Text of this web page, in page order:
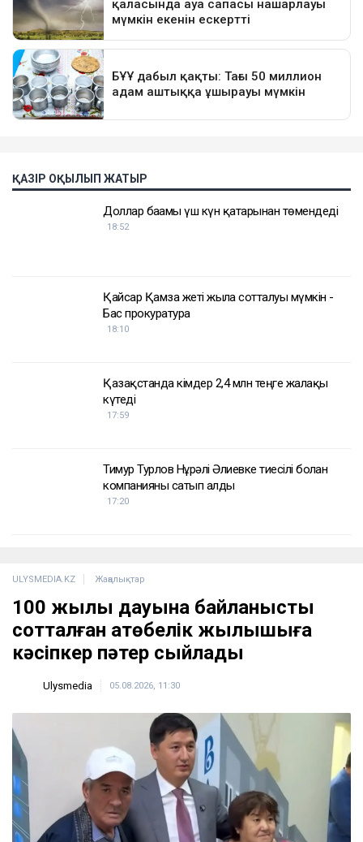
ҚАЗІР ОҚЫЛЫП ЖАТЫР
Доллар бағамы үш күн қатарынан төмендеді
18:52
Қайсар Қамза жеті жылға сотталуы мүмкін -
Бас прокуратура
18:10
Қазақстанда кімдер 2,4 млн теңге жалақы
күтеді
17:59
Тимур Турлов Нұрәлі Әлиевке тиесілі болған
компанияны сатып алды
17:20
ULYSMEDIA.KZ Жаңалықтар
100 жылқы дауына байланысты
сотталған ақтөбелік жылқышыға
кәсіпкер пәтер сыйлады
Ulysmedia 05.08.2026, 11:30